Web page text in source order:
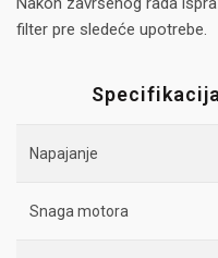
filter pre sledeće upotrebe.
Specifikacija
Napajanje
Snaga motora